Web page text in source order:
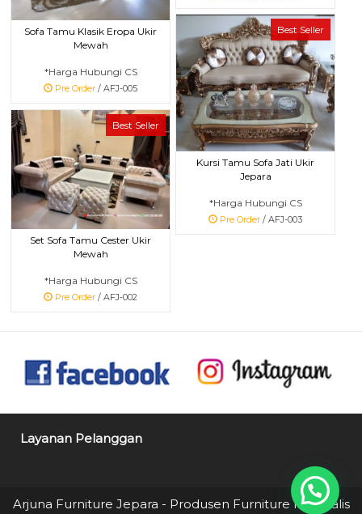
Sofa Tamu Klasik Eropa Ukir
Mewah
*Harga Hubungi CS
Pre Order / AFJ-005
Best Seller
Kursi Tamu Sofa Jati Ukir
Jepara
*Harga Hubungi CS
Pre Order / AFJ-003
Best Seller
Set Sofa Tamu Cester Ukir
Mewah
*Harga Hubungi CS
Pre Order / AFJ-002
Layanan Pelanggan
Arjuna Furniture Jepara - Produsen Furniture Minimalis